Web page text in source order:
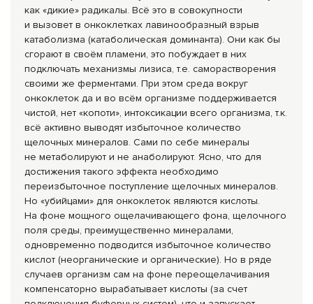
как «дикие» радикалы. Всё это в совокупности
и вызовет в онкоклетках лавинообразный взрыв
катаболизма (катаболическая доминанта). Они как бы
сгорают в своём пламени, это побуждает в них
подключать механизмы лизиса, т.е. саморастворения
своими же ферментами. При этом среда вокруг
онкоклеток да и во всём организме поддерживается
чистой, нет «копоти», интоксикации всего организма, т.к.
всё активно выводят избыточное количество
щелочных минералов. Сами по себе минералы
не метаболируют и не анаболируют. Ясно, что для
достижения такого эффекта необходимо
переизбыточное поступление щелочных минералов.
Но «убийцами» для онкоклеток являются кислоты.
На фоне мощного ощелачивающего фона, щелочного
поля среды, преимущественно минералами,
одновременно подводится избыточное количество
кислот (неорганические и органические). Но в ряде
случаев организм сам на фоне переощелачивания
компенсаторно вырабатывает кислоты (за счет